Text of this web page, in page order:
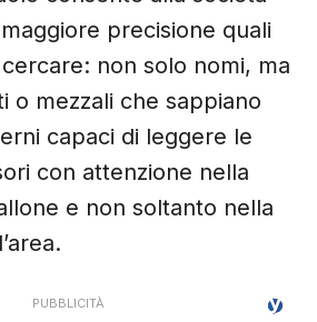
precisione quali
non solo nomi, ma
o mezzali che sappiano
capaci di leggere le
con attenzione nella
e non soltanto nella